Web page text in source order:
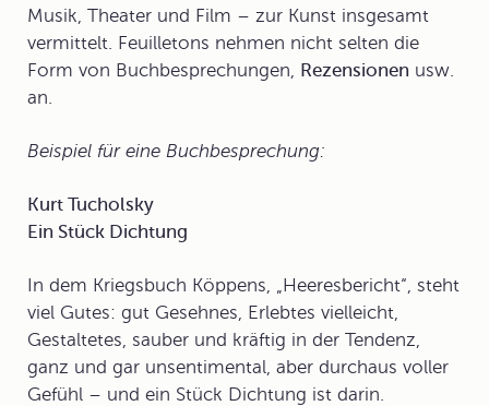
Musik, Theater und Film – zur Kunst insgesamt
vermittelt. Feuilletons nehmen nicht selten die
Form von Buchbesprechungen, Rezensionen usw.
an.
Beispiel für eine Buchbesprechung:
Kurt Tucholsky
Ein Stück Dichtung
In dem Kriegsbuch Köppens, „Heeresbericht“, steht
viel Gutes: gut Gesehnes, Erlebtes vielleicht,
Gestaltetes, sauber und kräftig in der Tendenz,
ganz und gar unsentimental, aber durchaus voller
Gefühl – und ein Stück Dichtung ist darin.